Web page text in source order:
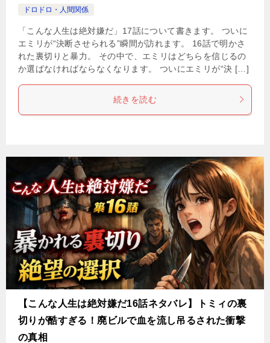
ドロドロ・人間関係
「こんな人生は絶対嫌だ」17話について書きます。 ついに
エミリが“決断させられる”瞬間が訪れます。 16話で明かさ
れた裏切りと暴力。 その中で、エミリはどちらを信じるの
か選ばなければならなくなります。 ついにエミリが“決 […]
続きを読む
【こんな人生は絶対嫌だ16話ネタバレ】トミィの裏
切りが酷すぎる！廃ビルで血を流し吊るされた衝撃
の真相